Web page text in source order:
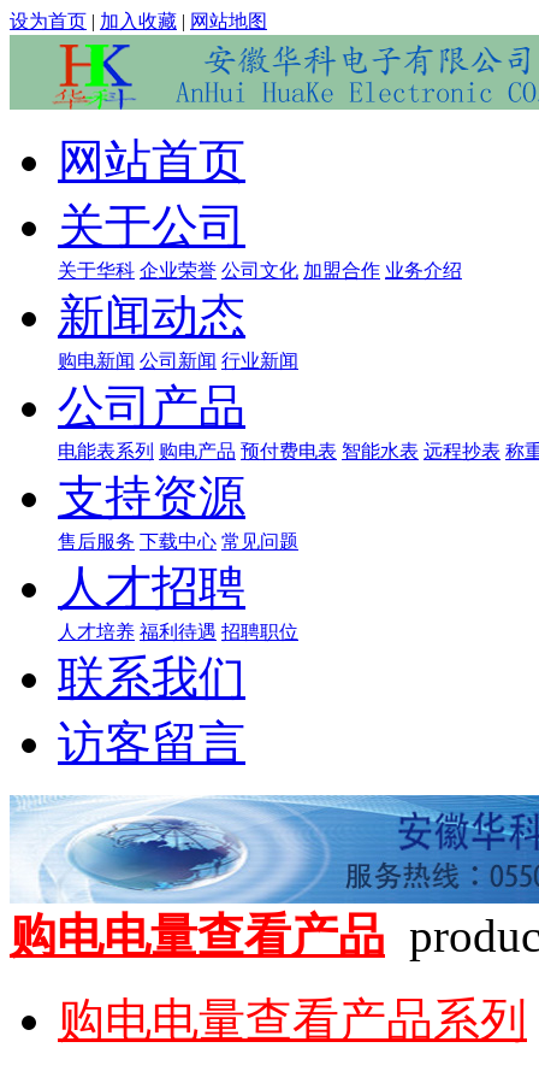
设为首页 | 加入收藏 | 网站地图
网站首页
关于公司
关于华科 企业荣誉 公司文化 加盟合作 业务介绍
新闻动态
购电新闻 公司新闻 行业新闻
公司产品
电能表系列 购电产品 预付费电表 智能水表 远程抄表 称
支持资源
售后服务 下载中心 常见问题
人才招聘
人才培养 福利待遇 招聘职位
联系我们
访客留言
购电电量查看产品
购电电量查看产品系列